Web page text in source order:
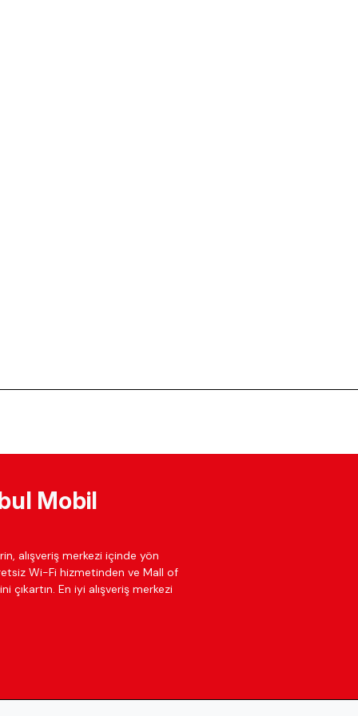
Mobil
alışveriş merkezi içinde yön
Wi-Fi hizmetinden ve Mall of
çıkartın. En iyi alışveriş merkezi